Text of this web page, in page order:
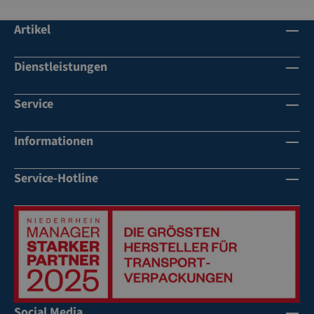
Artikel
Dienstleistungen
Service
Informationen
Service-Hotline